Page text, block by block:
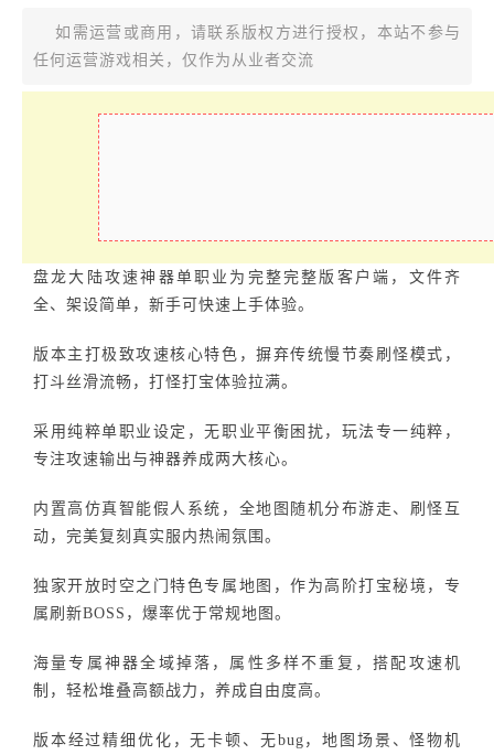
如需运营或商用，请联系版权方进行授权，本站不参与
任何运营游戏相关，仅作为从业者交流
盘龙大陆攻速神器单职业为完整完整版客户端，文件齐
全、架设简单，新手可快速上手体验。
版本主打极致攻速核心特色，摒弃传统慢节奏刷怪模式，
打斗丝滑流畅，打怪打宝体验拉满。
采用纯粹单职业设定，无职业平衡困扰，玩法专一纯粹，
专注攻速输出与神器养成两大核心。
内置高仿真智能假人系统，全地图随机分布游走、刷怪互
动，完美复刻真实服内热闹氛围。
独家开放时空之门特色专属地图，作为高阶打宝秘境，专
属刷新BOSS，爆率优于常规地图。
海量专属神器全域掉落，属性多样不重复，搭配攻速机
制，轻松堆叠高额战力，养成自由度高。
版本经过精细优化，无卡顿、无bug，地图场景、怪物机